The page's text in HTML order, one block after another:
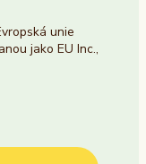
unie
jako EU Inc.,